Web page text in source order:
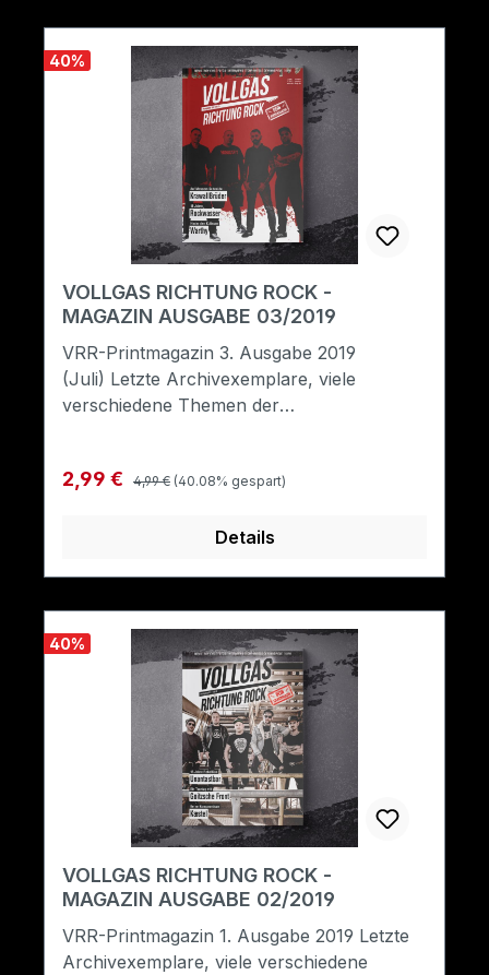
40%
VOLLGAS RICHTUNG ROCK -
MAGAZIN AUSGABE 03/2019
VRR-Printmagazin 3. Ausgabe 2019
(Juli) Letzte Archivexemplare, viele
verschiedene Themen der
Verkaufspreis:
2,99 € Regulärer Preis:
4,99 € (40.08% gespart)
Details
40%
VOLLGAS RICHTUNG ROCK -
MAGAZIN AUSGABE 02/2019
VRR-Printmagazin 1. Ausgabe 2019 Letzte
Archivexemplare, viele verschiedene